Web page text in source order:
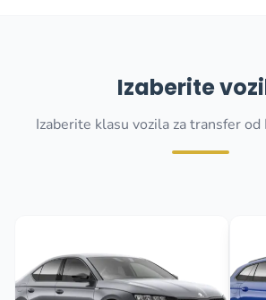
Izaberite
Izaberite klasu vozila za transfer